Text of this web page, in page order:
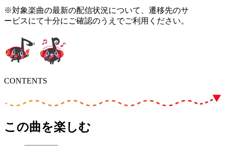
※対象楽曲の最新の配信状況について、遷移先のサ
ービスにて十分にご確認のうえでご利用ください。
CONTENTS
この曲を楽しむ